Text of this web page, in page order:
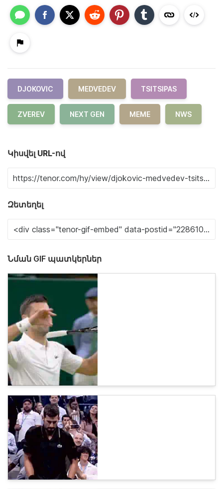
DJOKOVIC MEDVEDEV TSITSIPAS
ZVEREV NEXT GEN MEME NWS
Կիսվել URL-ով
Զետեղել
Նման GIF պատկերներ